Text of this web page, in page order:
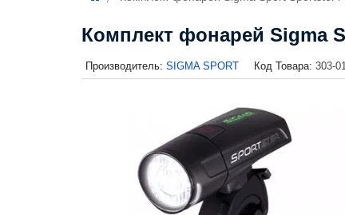
Комплект фонарей Sigma
Производитель: SIGMA SPORT Код Товара: 303-01